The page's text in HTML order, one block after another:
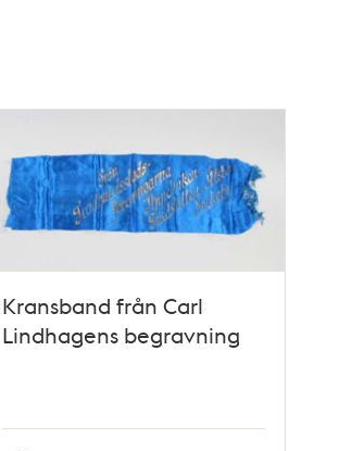
Kransband från Carl
Lindhagens begravning